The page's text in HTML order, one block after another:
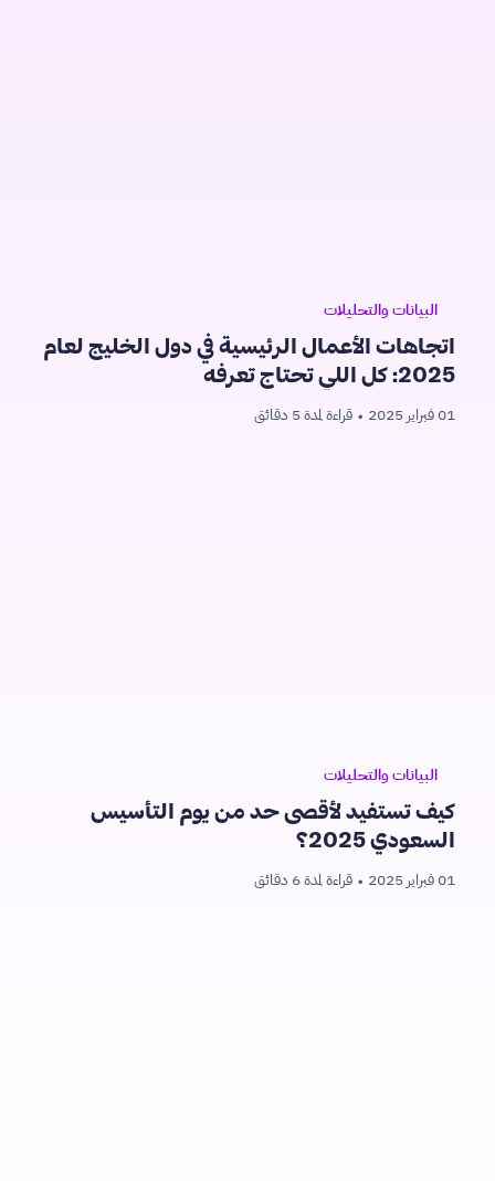
البيانات والتحليلات
اتجاهات الأعمال الرئيسية في دول الخليج لعام
2025: كل اللي تحتاج تعرفه
01 فبراير 2025 • قراءة لمدة 5 دقائق
البيانات والتحليلات
كيف تستفيد لأقصى حد من يوم التأسيس
السعودي 2025؟
01 فبراير 2025 • قراءة لمدة 6 دقائق